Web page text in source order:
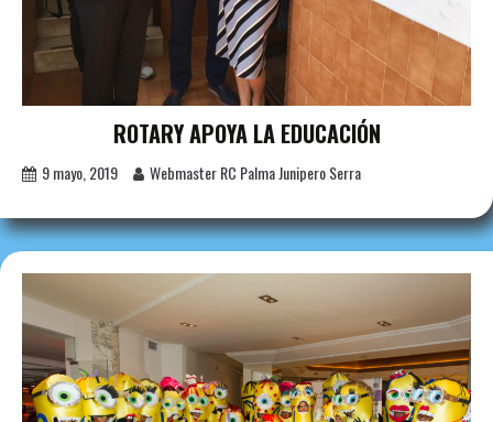
ROTARY APOYA LA EDUCACIÓN
9 mayo, 2019 Webmaster RC Palma Junipero Serra